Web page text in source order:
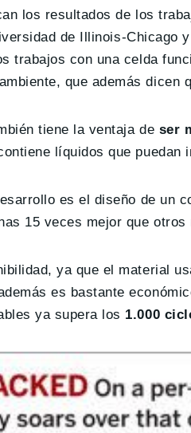
los resultados de los
de Illinois-Chicago
trabajos con una celda
que además dicen
tiene la ventaja de ser
líquidos que puedan
es el diseño de un
15 veces mejor que
ya que el material
es bastante
ya supera los 1.000